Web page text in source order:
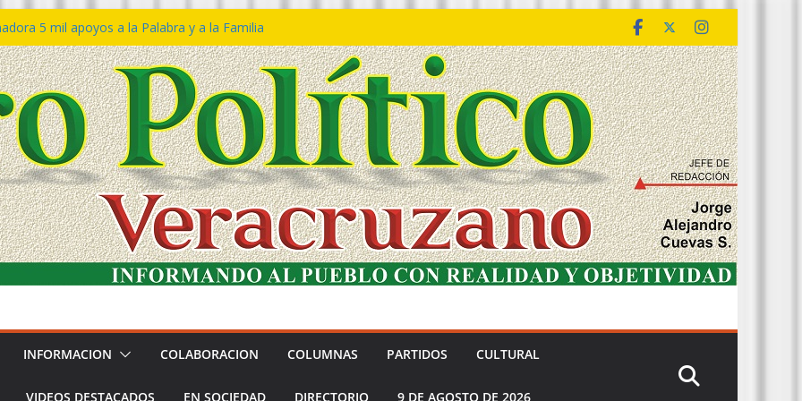
5 mil apoyos a la Palabra y a la Familia
Declaraciones de Procedencia en contra
𝙂𝙤𝙗𝙞𝙚𝙧𝙣𝙤 𝙙𝙚𝙡 𝙀𝙨𝙩𝙖𝙙𝙤 𝙖 𝙙𝙞𝙨𝙛𝙧𝙪𝙩𝙖𝙧
𝙙𝙚𝙡 𝙈𝙖𝙧 𝙚𝙣 𝘾𝙤𝙖𝙩𝙯𝙖𝙘𝙤𝙖𝙡𝙘𝙤𝙨
de policías con vocación de servicio y
SSP
Bravo rechaza acusaciones y asegura que
solicitud de desafuero
INFORMACION COLABORACION COLUMNAS PARTIDOS CULTURAL
VIDEOS DESTACADOS EN SOCIEDAD DIRECTORIO 9 DE AGOSTO DE 2026